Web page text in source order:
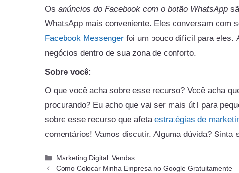
Os anúncios do Facebook com o botão WhatsApp
WhatsApp mais conveniente. Eles conversam com
Facebook Messenger foi um pouco difícil para eles.
negócios dentro de sua zona de conforto.
Sobre você:
O que você acha sobre esse recurso? Você acha
procurando? Eu acho que vai ser mais útil para
sobre esse recurso que afeta estratégias de
comentários! Vamos discutir. Alguma dúvida?
Categorias
Marketing Digital,Vendas
Como Colocar Minha Empresa no Google Gratuitamente